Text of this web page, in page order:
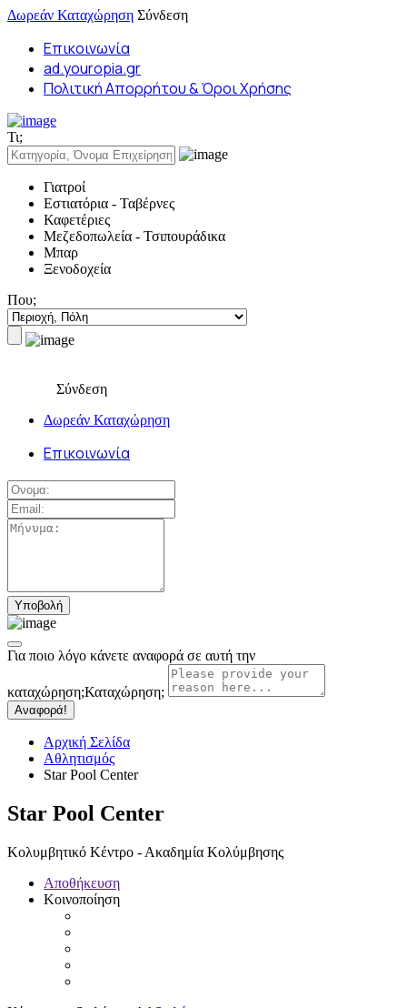
Δωρεάν Καταχώρηση Σύνδεση
Επικοινωνία
ad.youropia.gr
Πολιτική Απορρήτου & Όροι Χρήσης
Τι;
Γιατροί
Εστιατόρια - Ταβέρνες
Καφετέριες
Μεζεδοπωλεία - Τσιπουράδικα
Μπαρ
Ξενοδοχεία
Που;
Σύνδεση
Δωρεάν Καταχώρηση
Επικοινωνία
Για ποιο λόγο κάνετε αναφορά σε αυτή την
καταχώρηση;Καταχώρηση;
Αναφορά!
Αρχική Σελίδα
Αθλητισμός
Star Pool Center
Star Pool Center
Κολυμβητικό Κέντρο - Ακαδημία Κολύμβησης
Αποθήκευση
Κοινοποίηση